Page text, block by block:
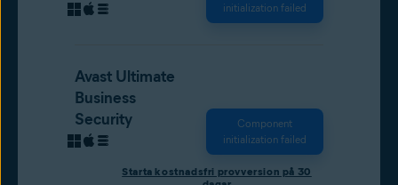
initialization failed
Avast Ultimate
Business
Security
Component
initialization failed
Starta kostnadsfri provversion på 30